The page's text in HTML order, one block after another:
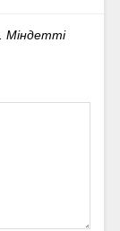
Міндетті